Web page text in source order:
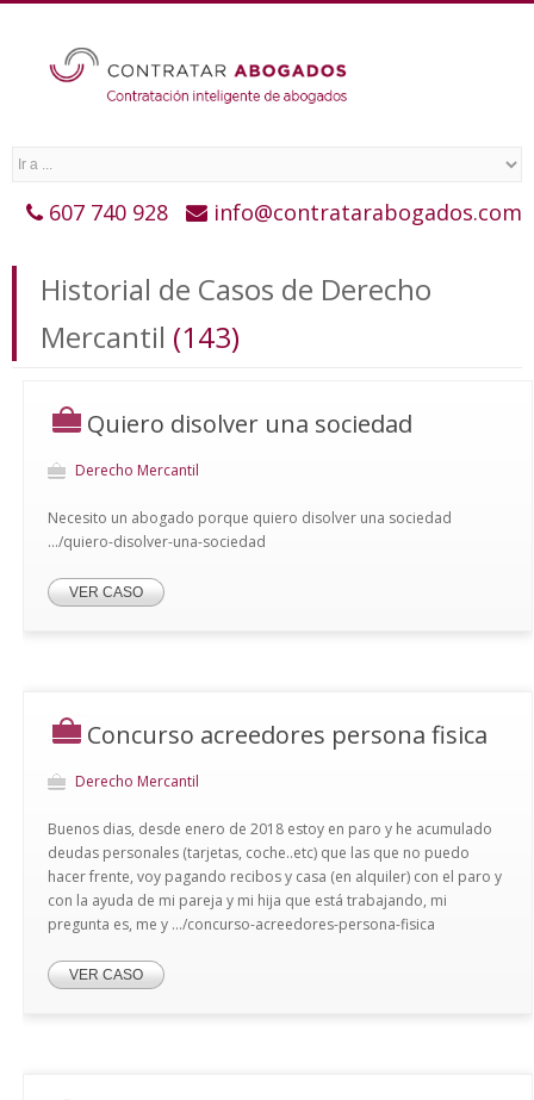
607 740 928 info@contratarabogados.com
Historial de Casos de Derecho
Mercantil (143)
Quiero disolver una sociedad
Derecho Mercantil
Necesito un abogado porque quiero disolver una sociedad
.../quiero-disolver-una-sociedad
VER CASO
Concurso acreedores persona fisica
Derecho Mercantil
Buenos dias, desde enero de 2018 estoy en paro y he acumulado
deudas personales (tarjetas, coche..etc) que las que no puedo
hacer frente, voy pagando recibos y casa (en alquiler) con el paro y
con la ayuda de mi pareja y mi hija que está trabajando, mi
pregunta es, me y .../concurso-acreedores-persona-fisica
VER CASO